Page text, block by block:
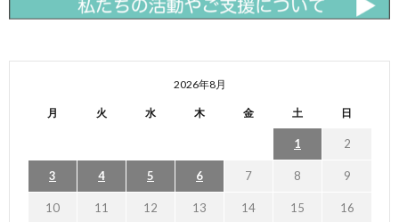
2026年8月
月 火 水 木 金 土 日
1 2
3 4 5 6 7 8 9
10 11 12 13 14 15 16